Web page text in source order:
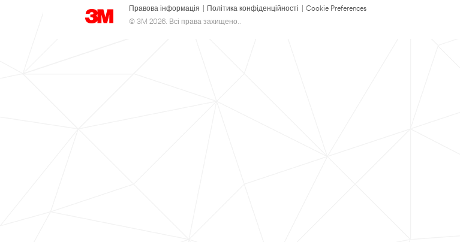
Правова інформація Політика конфіденційності
Cookie Preferences
© 3M 2026. Всі права захищено..